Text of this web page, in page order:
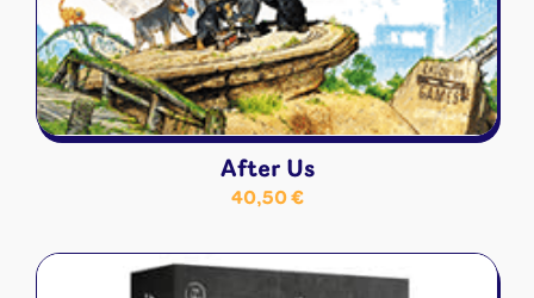
After Us
40,50€